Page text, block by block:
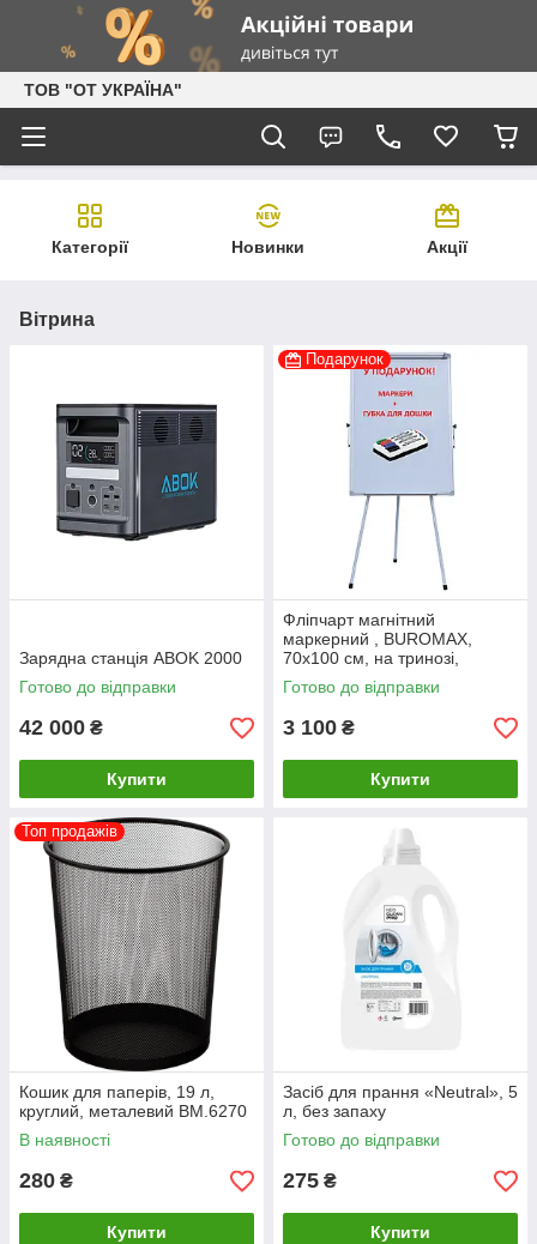
ТОВ "ОТ УКРАЇНА"
Категорії Новинки Акції
Вітрина
Зарядна станція ABOK 2000
Готово до відправки
42 000 ₴
Купити
Подарунок
Фліпчарт магнітний
маркерний , BUROMAX,
70х100 см, на тринозі,
вертикальний ВМ.0011
Готово до відправки
3 100 ₴
Купити
Топ продажів
Кошик для паперів, 19 л,
круглий, металевий BM.6270
В наявності
280 ₴
Купити
Засіб для прання «Neutral», 5
л, без запаху
Готово до відправки
275 ₴
Купити